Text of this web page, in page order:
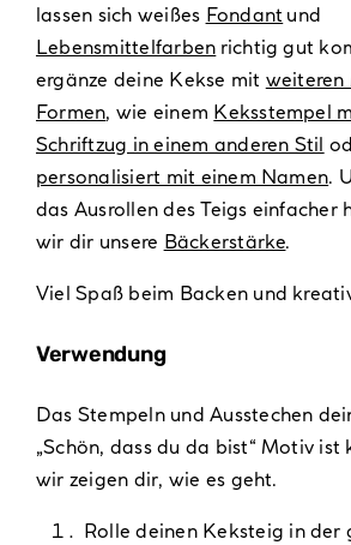
lassen sich weißes Fondant und
Lebensmittelfarben richtig gut
ergänze deine Kekse mit weiteren
Formen, wie einem Keksstempel
Schriftzug in einem anderen Stil
personalisiert mit einem Namen.
das Ausrollen des Teigs einfacher
wir dir unsere Bäckerstärke.
Viel Spaß beim Backen und
Verwendung
Das Stempeln und Ausstechen
„Schön, dass du da bist“ Motiv
wir zeigen dir, wie es geht.
Rolle deinen Keksteig in der